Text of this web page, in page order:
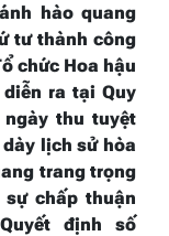
hào quang
tư thành công
chức Hoa hậu
ra tại Quy
ngày thu tuyệt
lịch sử hòa
trang trọng
chấp thuận
định số